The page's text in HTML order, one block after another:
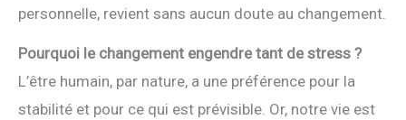
personnelle, revient sans aucun doute au changement.
Pourquoi le changement engendre tant de stress ?
L’être humain, par nature, a une préférence pour la
stabilité et pour ce qui est prévisible. Or, notre vie est